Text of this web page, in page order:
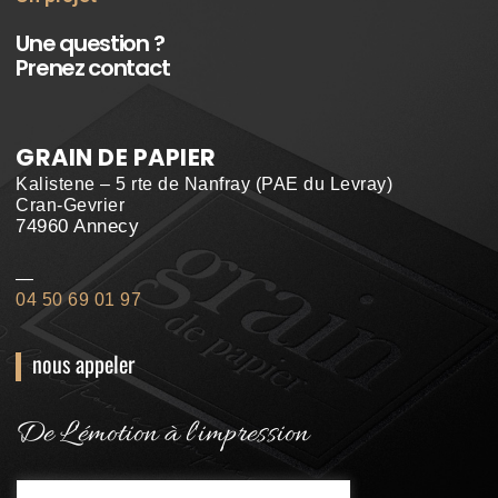
Une question ?
Prenez contact
GRAIN DE PAPIER
Kalistene – 5 rte de Nanfray (PAE du Levray)
Cran-Gevrier
74960 Annecy
—
04 50 69 01 97
nous appeler
De L'émotion à l'impression